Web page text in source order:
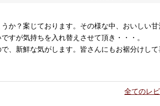
か？案じております。その様な中、おいしい
すが気持ちを入れ替えさせて頂き・・・。
、新鮮な気がします。皆さんにもお裾分けし
全てのレ